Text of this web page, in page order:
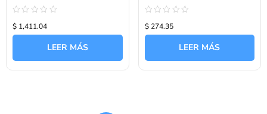
con
0
$ 1,411.04
LEER MÁS
con
0
$ 274.35
LEER MÁS